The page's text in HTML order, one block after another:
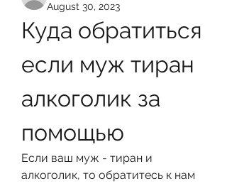
August 30, 2023
Куда обратиться
если муж тиран
алкоголик за
помощью
Если ваш муж - тиран и
алкоголик, то обратитесь к нам